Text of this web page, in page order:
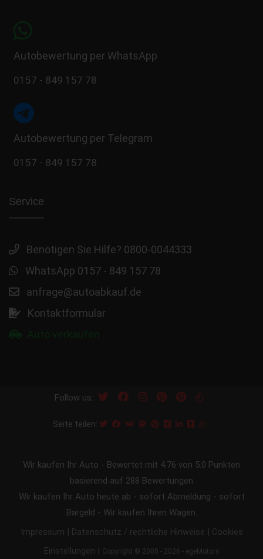
Autobewertung per WhatsApp
0157 - 849 157 78
Autobewertung per Telegram
0157 - 849 157 78
Service
Benötigen Sie Hilfe? 0800-0044333
WhatsApp 0157 - 849 157 78
anfrage@autoabkauf.de
Kontaktformular
Follow us:
Seite teilen:
Wir kaufen Ihr Auto - Bewertet mit 4.76 von 5.0 Punkten
basierend auf 288 Bewertungen
Wir kaufen Ihr Auto heute ab - sofort Abmeldung - sofort
Bargeld - Wir kaufen Ihren Wagen.
Impressum | Datenschutz / rechtliche Hinweise | Cookies
Einstellungen | Copyright © 2005 - 2026 - egeMotors